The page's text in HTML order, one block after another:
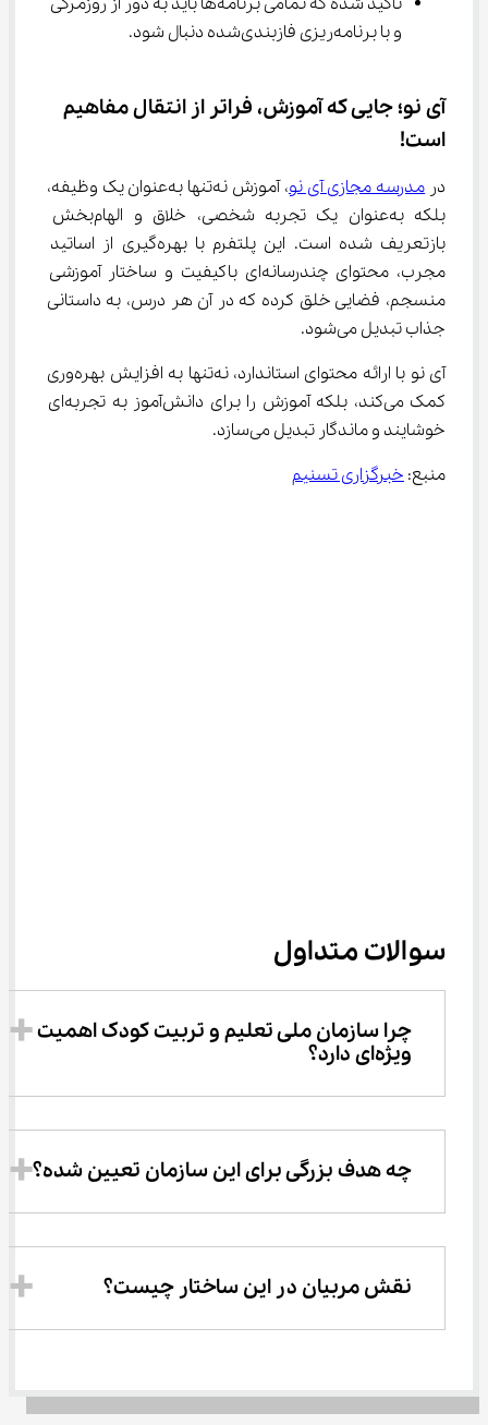
و با برنامه‌ریزی فازبندی‌شده دنبال شود.
آی نو؛ جایی که آموزش، فراتر از انتقال مفاهیم
است!
در مدرسه مجازی آی نو
، آموزش نه‌تنها به‌عنوان یک وظیفه،
بلکه به‌عنوان یک تجربه شخصی، خلاق و الهام‌بخش
بازتعریف شده است. این پلتفرم با بهره‌گیری از اساتید
مجرب، محتوای چندرسانه‌ای باکیفیت و ساختار آموزشی
منسجم، فضایی خلق کرده که در آن هر درس، به داستانی
جذاب تبدیل می‌شود.
آی نو با ارائه محتوای استاندارد، نه‌تنها به افزایش بهره‌وری
کمک می‌کند، بلکه آموزش را برای دانش‌آموز به تجربه‌ای
خوشایند و ماندگار تبدیل می‌سازد.
منبع: خبرگزاری تسنیم
سوالات متداول
چرا سازمان ملی تعلیم و تربیت کودک اهمیت
ویژه‌ای دارد؟
چه هدف بزرگی برای این سازمان تعیین شده؟
نقش مربیان در این ساختار چیست؟